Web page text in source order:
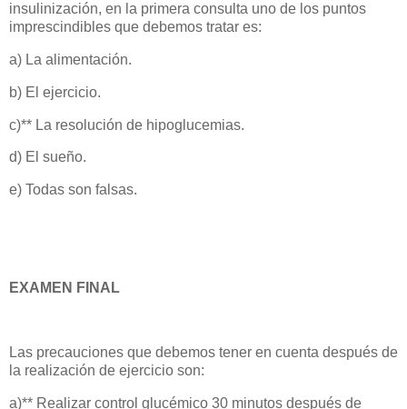
insulinización, en la primera consulta uno de los puntos
imprescindibles que debemos tratar es:
a) La alimentación.
b) El ejercicio.
c)** La resolución de hipoglucemias.
d) El sueño.
e) Todas son falsas.
EXAMEN FINAL
Las precauciones que debemos tener en cuenta después de
la realización de ejercicio son:
a)** Realizar control glucémico 30 minutos después de